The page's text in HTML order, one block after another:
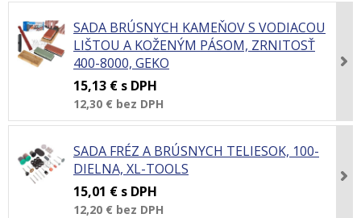
SADA BRÚSNYCH KAMEŇOV S VODIACOU
LIŠTOU A KOŽENÝM PÁSOM, ZRNITOSŤ
400-8000, GEKO
15,13 € s DPH
12,30 € bez DPH
SADA FRÉZ A BRÚSNYCH TELIESOK, 100-
DIELNA, XL-TOOLS
15,01 € s DPH
12,20 € bez DPH